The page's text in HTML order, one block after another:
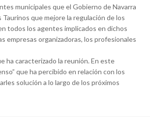
municipales que el Gobierno de Navarra
que mejore la regulación de los
todos los agentes implicados en dichos
empresas organizadoras, los profesionales
ha caracterizado la reunión. En este
que ha percibido en relación con los
solución a lo largo de los próximos